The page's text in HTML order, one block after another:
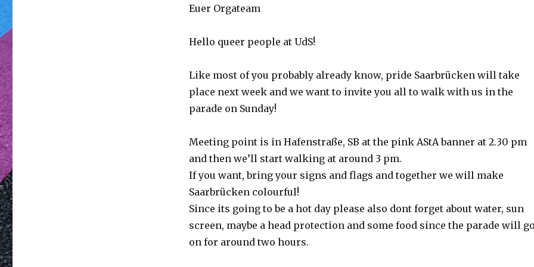
Euer Orgateam
Hello queer people at UdS!
Like most of you probably already know, pride Saarbrücken will take
place next week and we want to invite you all to walk with us in the
parade on Sunday!
Meeting point is in Hafenstraße, SB at the pink AStA banner at 2.30 pm
and then we’ll start walking at around 3 pm.
If you want, bring your signs and flags and together we will make
Saarbrücken colourful!
Since its going to be a hot day please also dont forget about water, sun
screen, maybe a head protection and some food since the parade will
on for around two hours.